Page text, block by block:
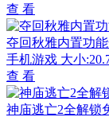
查 看
夺回秋雅内置功
手机游戏 大小
查 看
神庙逃亡2全解锁